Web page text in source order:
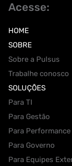
Acesse:
HOME
SOBRE
Sobre a Pulsus
Trabalhe conosco
SOLUÇÕES
Para TI
Para Gestão
Para Performance
Para Governo
Para Equipes